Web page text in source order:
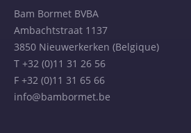
Bam Bormet BVBA
Ambachtstraat 1137
3850 Nieuwerkerken (Belgique)
T +32 (0)11 31 26 56
F +32 (0)11 31 65 66
info@bambormet.be